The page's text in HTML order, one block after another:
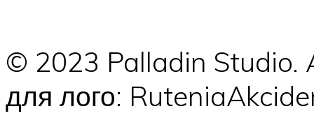
© 2023 Palladin
для лого: